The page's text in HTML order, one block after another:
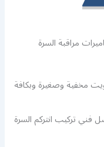
مراقبة السرة
مخفية وصغيرة وبكافة
فني تركيب انتركم السرة